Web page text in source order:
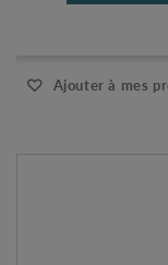
Ajouter à mes